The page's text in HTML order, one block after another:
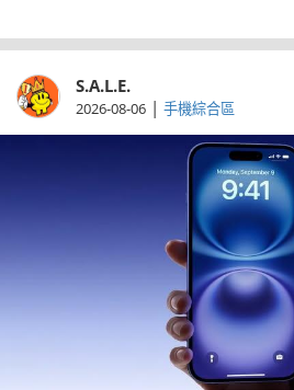
S.A.L.E.
2026-08-06 | 手機綜合區